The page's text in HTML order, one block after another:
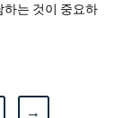
하는 것이 중요하
→